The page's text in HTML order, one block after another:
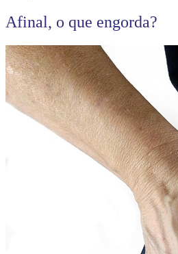
Afinal, o que engorda?